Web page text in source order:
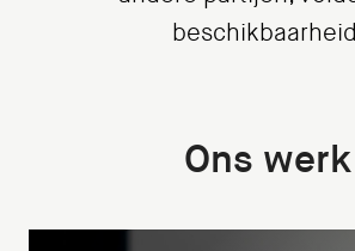
Ons werk